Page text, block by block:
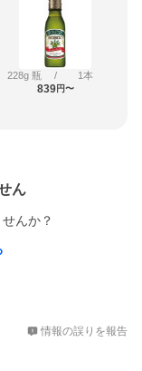
228g 瓶 / 1本
839円〜
ん
んか？
情報の誤りを報告